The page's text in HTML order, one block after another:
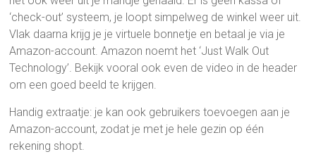
‘check-out’ systeem, je loopt simpelweg de winkel weer uit.
Vlak daarna krijg je je virtuele bonnetje en betaal je via je
Amazon-account. Amazon noemt het ‘Just Walk Out
Technology’. Bekijk vooral ook even de video in de header
om een goed beeld te krijgen.
Handig extraatje: je kan ook gebruikers toevoegen aan je
Amazon-account, zodat je met je hele gezin op één
rekening shopt.